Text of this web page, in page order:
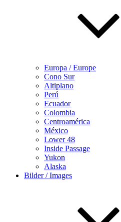
Europa / Europe
Cono Sur
Altiplano
Perú
Ecuador
Colombia
Centroamérica
México
Lower 48
Inside Passage
Yukon
Alaska
Bilder / Images